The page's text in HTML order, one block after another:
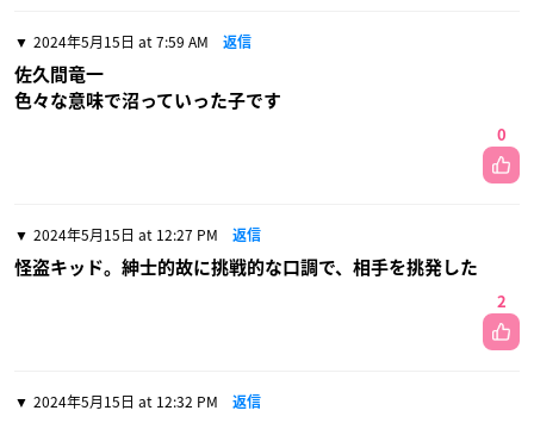
2024年5月15日 at 7:59 AM 返信
佐久間竜一
色々な意味で沼っていった子です
0
2024年5月15日 at 12:27 PM 返信
怪盗キッド。紳士的故に挑戦的な口調で、相手を挑発した
2
2024年5月15日 at 12:32 PM 返信